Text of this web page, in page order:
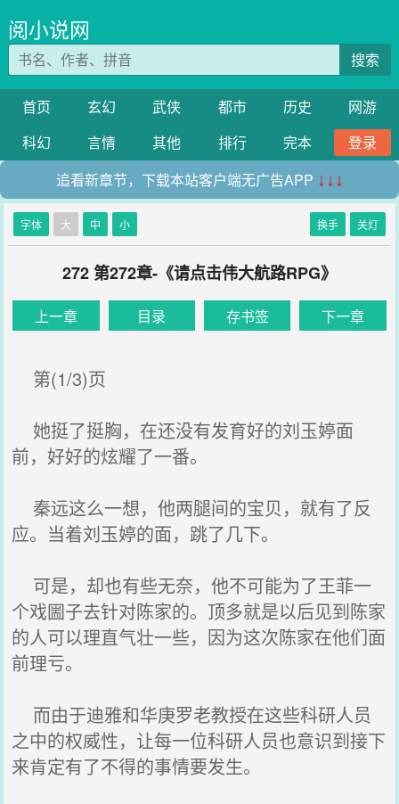
阅小说网
搜索
首页 玄幻 武侠 都市 历史
网游
科幻
言情 其他 排行 完本
登录
追看新章节，下载本站客户端无广告APP ↓↓↓
字体 大 中 小 换手 关灯
272 第272章-《请点击伟大航路RPG》
上一章 目录 存书签 下一章
第(1/3)页
她挺了挺胸，在还没有发育好的刘玉婷面
前，好好的炫耀了一番。
秦远这么一想，他两腿间的宝贝，就有了反
应。当着刘玉婷的面，跳了几下。
可是，却也有些无奈，他不可能为了王菲一
个戏圌子去针对陈家的。顶多就是以后见到陈家
的人可以理直气壮一些，因为这次陈家在他们面
前理亏。
而由于迪雅和华庚罗老教授在这些科研人员
之中的权威性，让每一位科研人员也意识到接下
来肯定有了不得的事情要发生。